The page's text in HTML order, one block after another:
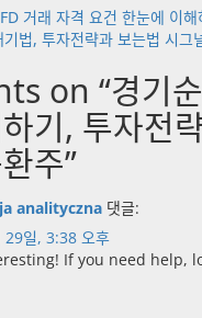
거래 자격 요건 한눈에 이
법, 투자전략과 보는법 시그
on “경기
기, 투자전
주”
analityczna 댓글:
일, 3:38 오후
If you need help,